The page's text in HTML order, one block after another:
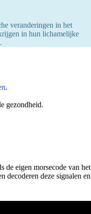
veranderingen in het
in hun lichamelijke
.
gezondheid.
de eigen morsecode van het
decoderen deze signalen en